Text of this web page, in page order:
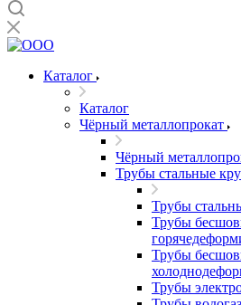
Каталог
Каталог
Чёрный металлопрокат
Чёрный
Трубы стальные
Трубы
Трубы
Трубы
Трубы